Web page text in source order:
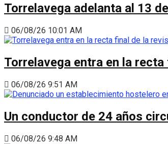
Torrelavega adelanta al 13
06/08/26 10:01 AM
Torrelavega entra en la
06/08/26 9:51 AM
Un conductor de 24 años
06/08/26 9:48 AM